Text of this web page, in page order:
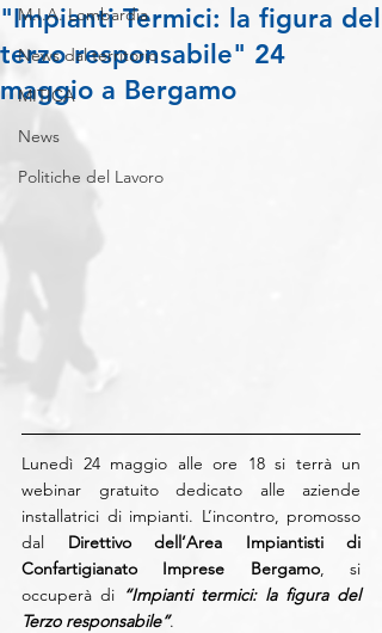
M.I.A. Lombardia
News dal territorio
MITICA
News
Politiche del Lavoro
"Impianti Termici: la figura del
terzo responsabile" 24
maggio a Bergamo
Lunedì 24 maggio alle ore 18 si terrà un
webinar gratuito dedicato alle aziende
installatrici di impianti. L’incontro, promosso
dal Direttivo dell’Area Impiantisti di
Confartigianato Imprese Bergamo, si
occuperà di “Impianti termici: la figura del
Terzo responsabile”.